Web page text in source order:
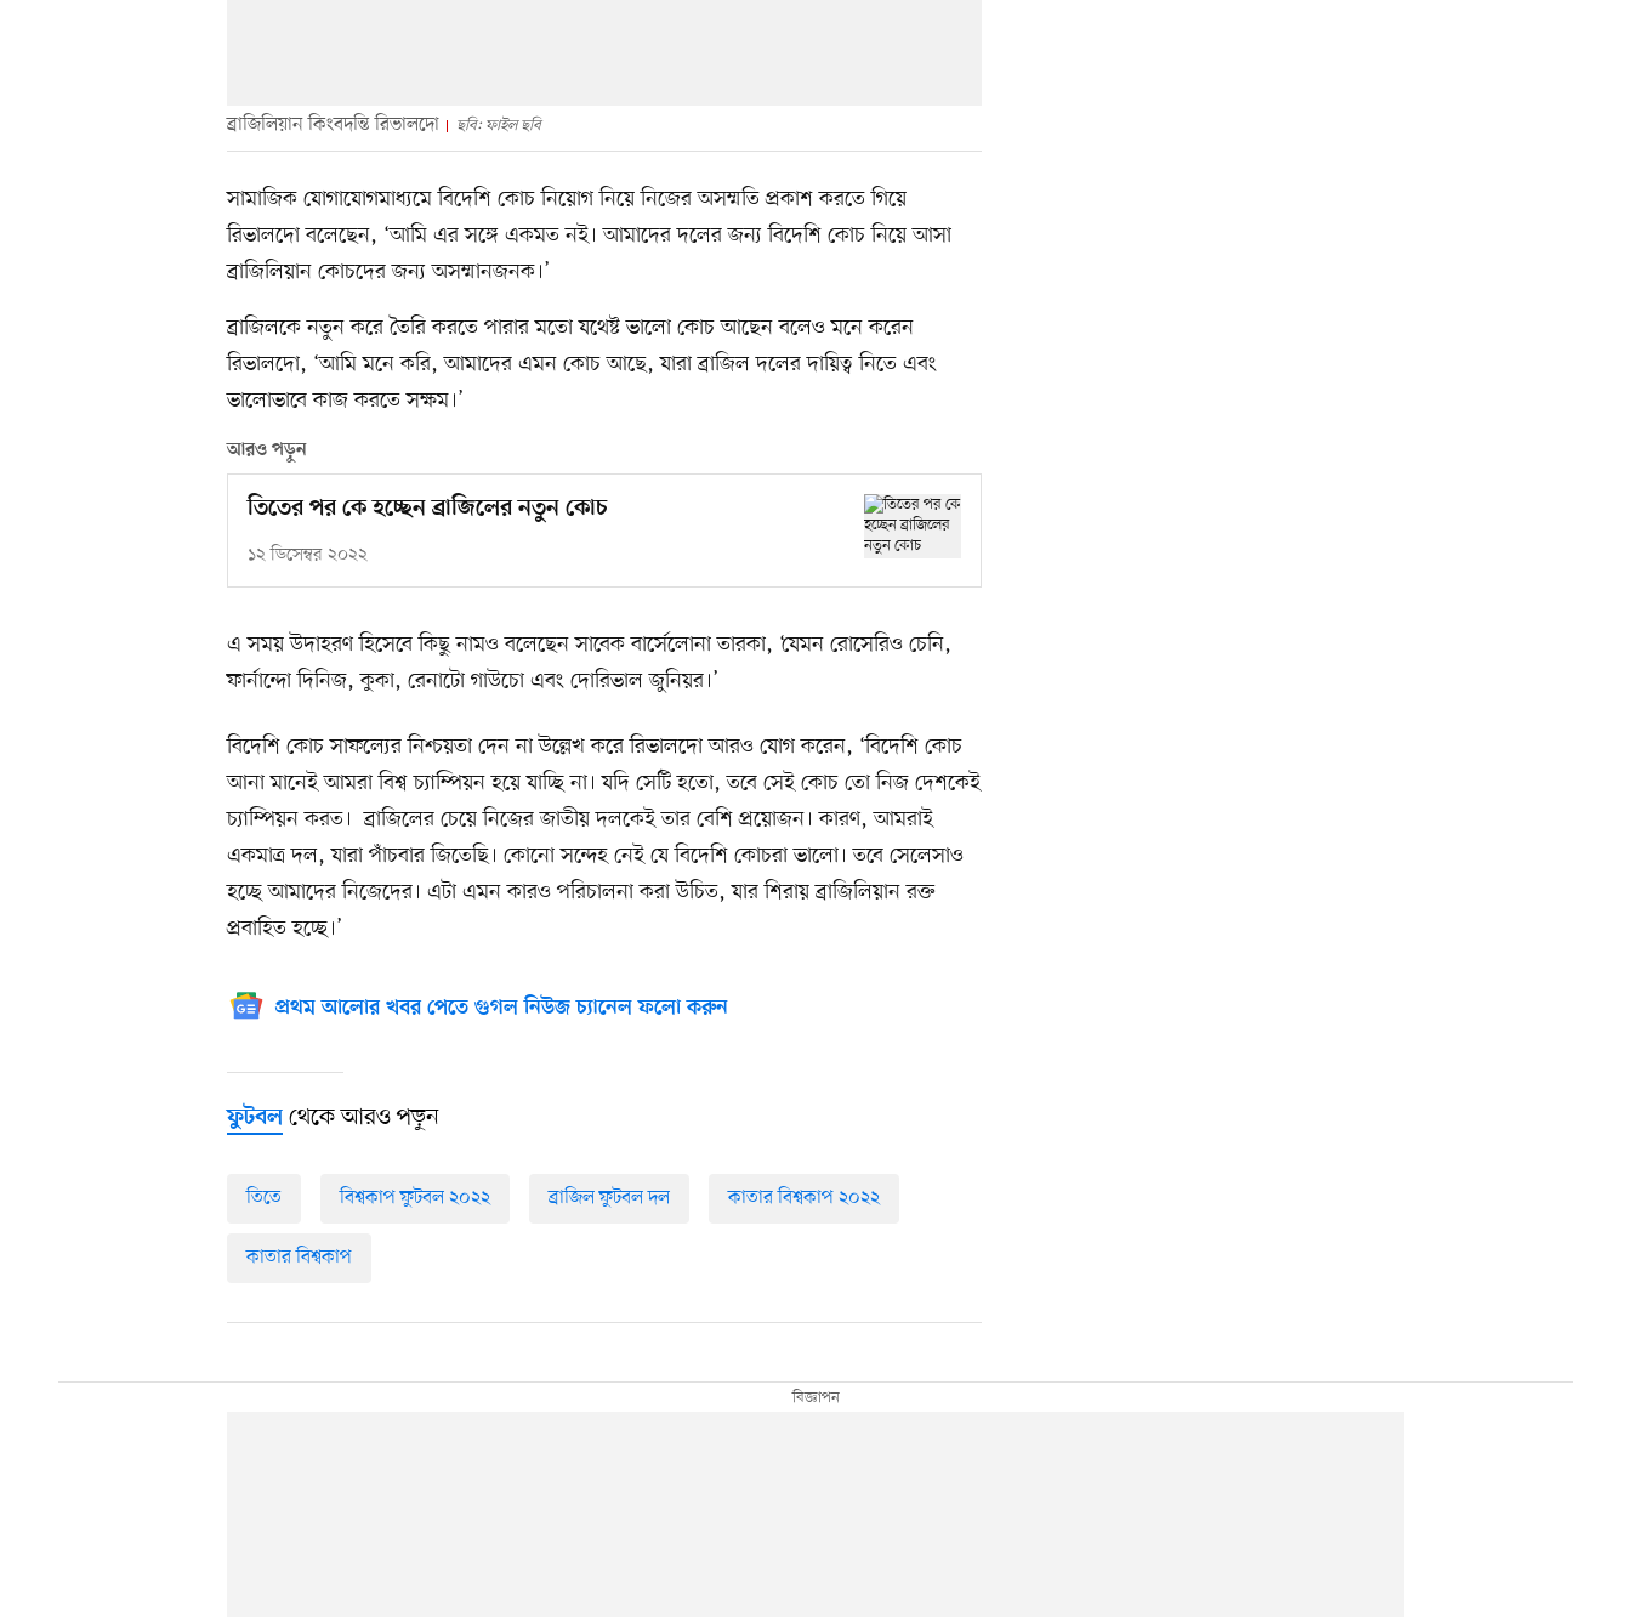
ব্রাজিলিয়ান কিংবদন্তি রিভালদো ছবি: ফাইল ছবি
সামাজিক যোগাযোগমাধ্যমে বিদেশি কোচ নিয়োগ নিয়ে নিজের অসম্মতি প্রকাশ করতে গিয়ে
রিভালদো বলেছেন, ‘আমি এর সঙ্গে একমত নই। আমাদের দলের জন্য বিদেশি কোচ নিয়ে আসা
ব্রাজিলিয়ান কোচদের জন্য অসম্মানজনক।’
ব্রাজিলকে নতুন করে তৈরি করতে পারার মতো যথেষ্ট ভালো কোচ আছেন বলেও মনে করেন
রিভালদো, ‘আমি মনে করি, আমাদের এমন কোচ আছে, যারা ব্রাজিল দলের দায়িত্ব নিতে এবং
ভালোভাবে কাজ করতে সক্ষম।’
আরও পড়ুন
তিতের পর কে হচ্ছেন ব্রাজিলের নতুন কোচ
১২ ডিসেম্বর ২০২২
এ সময় উদাহরণ হিসেবে কিছু নামও বলেছেন সাবেক বার্সেলোনা তারকা, ‘যেমন রোসেরিও চেনি,
ফার্নান্দো দিনিজ, কুকা, রেনাটো গাউচো এবং দোরিভাল জুনিয়র।’
বিদেশি কোচ সাফল্যের নিশ্চয়তা দেন না উল্লেখ করে রিভালদো আরও যোগ করেন, ‘বিদেশি কোচ
আনা মানেই আমরা বিশ্ব চ্যাম্পিয়ন হয়ে যাচ্ছি না। যদি সেটি হতো, তবে সেই কোচ তো নিজ দেশকেই
চ্যাম্পিয়ন করত। ব্রাজিলের চেয়ে নিজের জাতীয় দলকেই তার বেশি প্রয়োজন। কারণ, আমরাই
একমাত্র দল, যারা পাঁচবার জিতেছি। কোনো সন্দেহ নেই যে বিদেশি কোচরা ভালো। তবে সেলেসাও
হচ্ছে আমাদের নিজেদের। এটা এমন কারও পরিচালনা করা উচিত, যার শিরায় ব্রাজিলিয়ান রক্ত
প্রবাহিত হচ্ছে।’
প্রথম আলোর খবর পেতে গুগল নিউজ চ্যানেল ফলো করুন
ফুটবল থেকে আরও পড়ুন
তিতে বিশ্বকাপ ফুটবল ২০২২ ব্রাজিল ফুটবল দল কাতার বিশ্বকাপ ২০২২
কাতার বিশ্বকাপ